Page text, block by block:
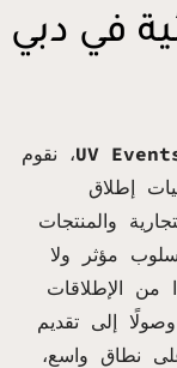
في دبي
UV، نقوم
إطلاق
والمنتجات
مؤثر ولا
من الإطلاقات
إلى تقديم
نطاق واسع،